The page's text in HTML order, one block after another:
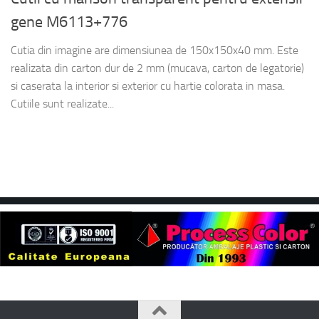
gene M6113+776
Cutia din imagine are dimensiunea de 150x150x40 mm. Este
realizata din carton dur de 2 mm (mucava, carton de legatorie)
si caserata la interior si exterior cu hartie colorata in masa.
Cutiile sunt realizate...